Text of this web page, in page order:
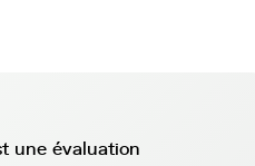
une évaluation